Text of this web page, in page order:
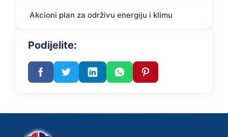
Akcioni plan za održivu energiju i klimu
Podijelite: